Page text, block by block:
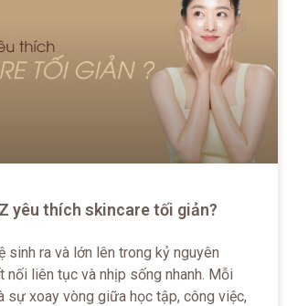
yêu thích skincare tối giản?
sinh ra và lớn lên trong kỷ nguyên
nối liên tục và nhịp sống nhanh. Mỗi
sự xoay vòng giữa học tập, công việc,